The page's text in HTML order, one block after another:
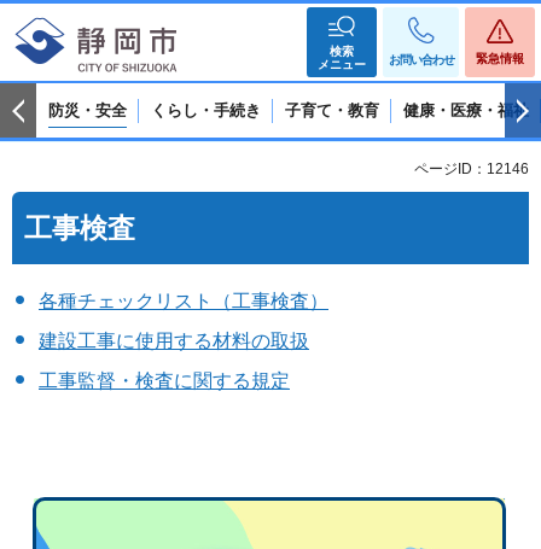
検索
メニュー
お問い合わせ 緊急情報
防災・安全 くらし・手続き 子育て・教育 健康・医療・福祉
ページID：12146
工事検査
各種チェックリスト（工事検査）
建設工事に使用する材料の取扱
工事監督・検査に関する規定